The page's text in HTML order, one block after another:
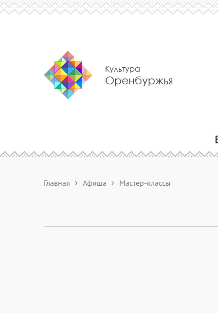
Культура
Оренбуржья
Главная Афиша Мастер-классы